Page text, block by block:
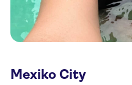
Mexiko City